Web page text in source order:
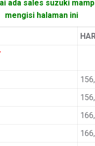
ada sales suzuki
mengisi halaman ini